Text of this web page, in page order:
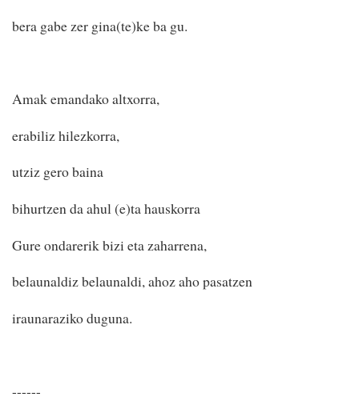
bera gabe zer gina(te)ke ba gu.
Amak emandako altxorra,
erabiliz hilezkorra,
utziz gero baina
bihurtzen da ahul (e)ta hauskorra
Gure ondarerik bizi eta zaharrena,
belaunaldiz belaunaldi, ahoz aho pasatzen
iraunaraziko duguna.
------